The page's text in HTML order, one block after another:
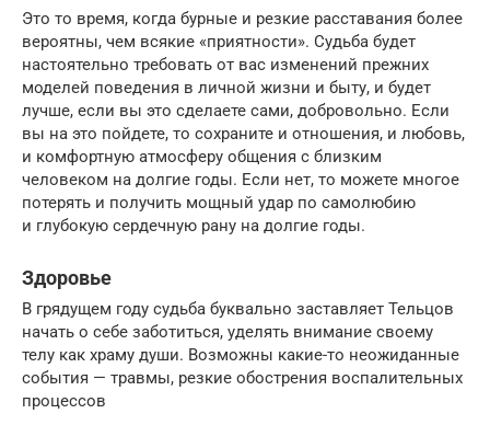
Это то время, когда бурные и резкие расставания более
вероятны, чем всякие «приятности». Судьба будет
настоятельно требовать от вас изменений прежних
моделей поведения в личной жизни и быту, и будет
лучше, если вы это сделаете сами, добровольно. Если
вы на это пойдете, то сохраните и отношения, и любовь,
и комфортную атмосферу общения с близким
человеком на долгие годы. Если нет, то можете многое
потерять и получить мощный удар по самолюбию
и глубокую сердечную рану на долгие годы.
Здоровье
В грядущем году судьба буквально заставляет Тельцов
начать о себе заботиться, уделять внимание своему
телу как храму души. Возможны какие-то неожиданные
события — травмы, резкие обострения воспалительных
процессов